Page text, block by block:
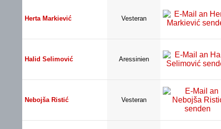
Herta Markiević Vesteran
Halid Selimović Aressinien
Nebojša Ristić Vesteran